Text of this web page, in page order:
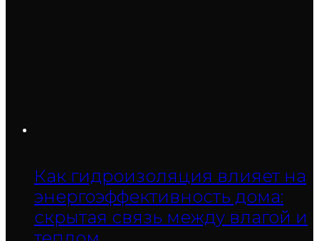
Как гидроизоляция влияет на
энергоэффективность дома:
скрытая связь между влагой и